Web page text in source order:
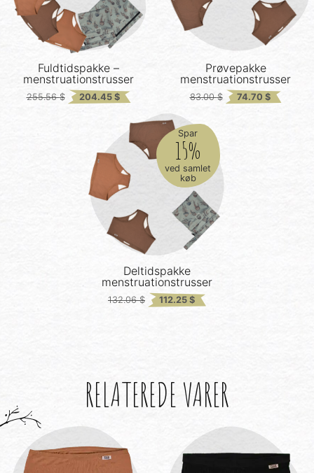
Fuldtidspakke –
menstruationstrusser
255.56$
Original
204.45 $
is:
204.45 $.
Prøvepakke
menstruationstrusser
83.00$ Original
74.70 $
Spar
15%
ved samlet
køb
Deltidspakke
menstruationstrusser
132.06$ Original
112.25 $
RELATEREDE VARER